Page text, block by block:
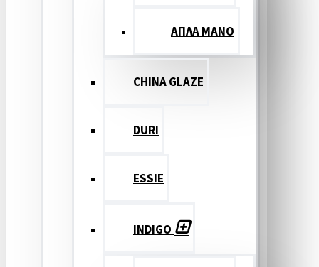
ΑΠΛΑ ΜΑΝΟ
CHINA GLAZE
DURI
ESSIE
INDIGO